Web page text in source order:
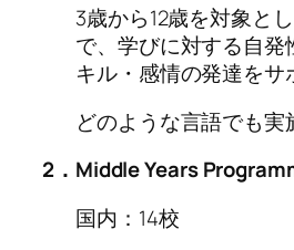
3歳から12歳を対象と
で、学びに対する自発
キル・感情の発達をサ
どのような言語でも実
2．Middle Years
国内：14校